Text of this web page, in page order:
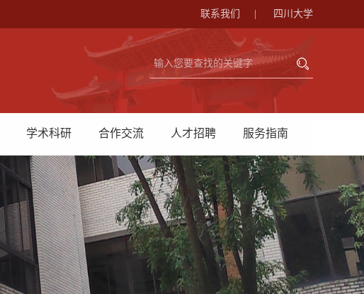
联系我们 四川大学
学术科研 合作交流 人才招聘 服务指南